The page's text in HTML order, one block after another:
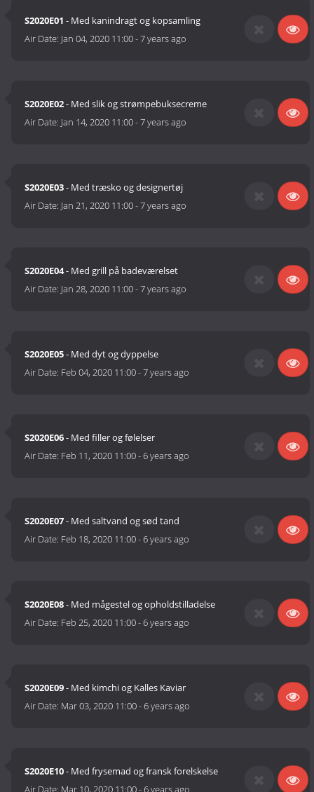
S2020E01 - Med kanindragt og kopsamling
Air Date: Jan 04, 2020 11:00-7 years ago
S2020E02- Med slik og strømpebuksecreme
Air Date: Jan 14, 2020 11:00-7 years ago
S2020E03- Med træsko og designertøj
Air Date: Jan 21, 2020 11:00-7 years ago
S2020E04- Med grill på badeværelset
Air Date: Jan 28, 2020 11:00-7 years ago
S2020E05- Med dyt og dyppelse
Air Date: Feb 04, 2020 11:00-7 years ago
S2020E06- Med filler og følelser
Air Date: Feb 11, 2020 11:00-6 years ago
S2020E07- Med saltvand og sød tand
Air Date: Feb 18, 2020 11:00-6 years ago
S2020E08- Med mågestel og opholdstilladelse
Air Date: Feb 25, 2020 11:00-6 years ago
S2020E09- Med kimchi og Kalles Kaviar
Air Date: Mar 03, 2020 11:00-6 years ago
S2020E10- Med frysemad og fransk forelskelse
Air Date: Mar 10, 2020 11:00-6 years ago